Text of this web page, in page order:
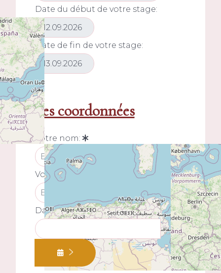
Date du début de votre stage:
Date de fin de votre stage:
Mes coordonnées
Votre nom:
Votre prénom:
Date de naissance: